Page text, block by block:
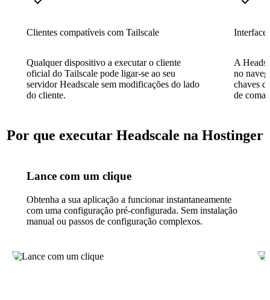
Clientes compatíveis com Tailscale
Qualquer dispositivo a executar o cliente
oficial do Tailscale pode ligar-se ao seu
servidor Headscale sem modificações do lado
do cliente.
Interface
A
no
chaves
de
Por que executar Headscale na Hostinger
Lance com um clique
Obtenha a sua aplicação a funcionar instantaneamente
com uma configuração pré-configurada. Sem instalação
manual ou passos de configuração complexos.